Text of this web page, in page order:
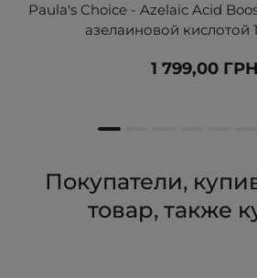
Paula's Choice - Azelaic Acid
азелаиновой кислотой
1 799,00 ГРН
Покупатели,
товар, также